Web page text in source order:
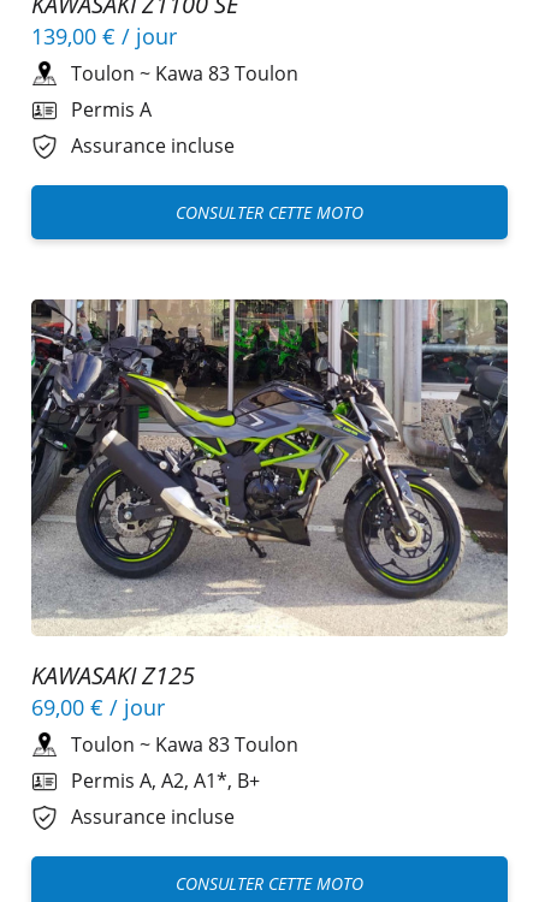
139,00 € / jour
Toulon ~ Kawa 83 Toulon
Permis A
Assurance incluse
CONSULTER CETTE MOTO
KAWASAKI Z125
69,00 € / jour
Toulon ~ Kawa 83 Toulon
Permis A, A2, A1*, B+
Assurance incluse
CONSULTER CETTE MOTO